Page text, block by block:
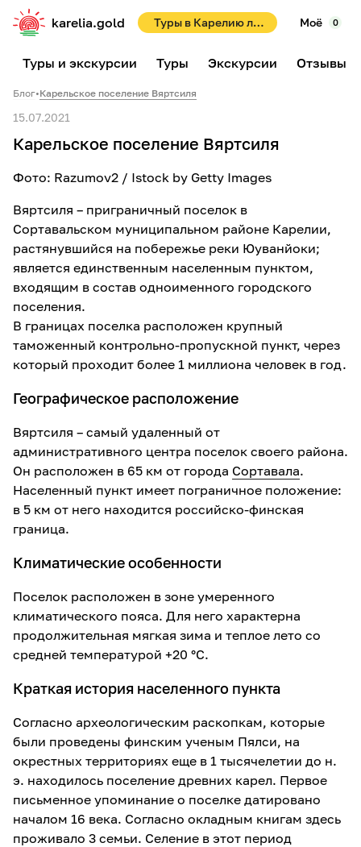
karelia.gold Туры в Карелию летом 2026! Раннее бронирование со скидками до 10%! Моё 0
Туры и экскурсии Туры Экскурсии Отзывы
Блог•Карельское поселение Вяртсиля
15.07.2021
Карельское поселение Вяртсиля
Фото: Razumov2 / Istock by Getty Images
Вяртсиля – приграничный поселок в
Сортавальском муниципальном районе Карелии,
растянувшийся на побережье реки Юуванйоки;
является единственным населенным пунктом,
входящим в состав одноименного городского
поселения.
В границах поселка расположен крупный
таможенный контрольно-пропускной пункт, через
который проходит более 1 миллиона человек в год.
Географическое расположение
Вяртсиля – самый удаленный от
административного центра поселок своего района.
Он расположен в 65 км от города Сортавала.
Населенный пункт имеет пограничное положение:
в 5 км от него находится российско-финская
граница.
Климатические особенности
Поселок расположен в зоне умеренного
климатического пояса. Для него характерна
продолжительная мягкая зима и теплое лето со
средней температурой +20 °С.
Краткая история населенного пункта
Согласно археологическим раскопкам, которые
были проведены финским ученым Пялси, на
окрестных территориях еще в 1 тысячелетии до н.
э. находилось поселение древних карел. Первое
письменное упоминание о поселке датировано
началом 16 века. Согласно окладным книгам здесь
проживало 3 семьи. Селение в этот период